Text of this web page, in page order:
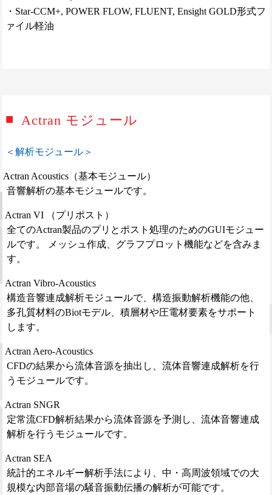
・Star-CCM+, POWER FLOW, FLUENT, Ensight GOLD形式フ
ァイル軽油
Actran モジュール
＜解析モジュール＞
Actran Acoustics（基本モジュール）
音響解析の基本モジュールです。
Actran VI （プリポスト）
全てのActran製品のプリとポスト処理のためのGUIモジュー
ルです。 メッシュ作成、グラフプロット機能などを含みま
す。
Actran Vibro-Acoustics
構造音響連成解析モジュールで、構造振動解析機能の他、
多孔質材料のBiotモデル、積層材や圧電材要素をサポート
します。
Actran Aero-Acoustics
CFDの結果から流体音源を抽出し、流体音響連成解析を行
うモジュールです。
Actran SNGR
定常流CFD解析結果から流体音源を予測し、流体音響連成
解析を行うモジュールです。
Actran SEA
統計的エネルギー解析手法により、中・高周波領域での大
規模な内部音場の騒音振動伝播の解析が可能です。